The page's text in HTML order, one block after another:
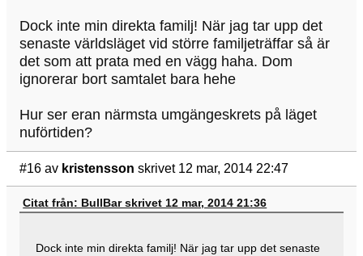
Dock inte min direkta familj! När jag tar upp det
senaste världsläget vid större familjeträffar så är
det som att prata med en vägg haha. Dom
ignorerar bort samtalet bara hehe
Hur ser eran närmsta umgängeskrets på läget
nuförtiden?
#16 av kristensson skrivet 12 mar, 2014 22:47
Citat från: BullBar skrivet 12 mar, 2014 21:36
Dock inte min direkta familj! När jag tar upp det senaste